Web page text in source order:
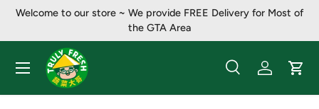
Welcome to our store ~ We provide FREE Delivery for Most of
the GTA Area
搜索
产品类别
搜索 登录 大车
菜单